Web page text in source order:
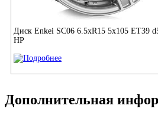
Диск Enkei SC06 6.5xR15 5x105 ET39
HP
Дополнительная